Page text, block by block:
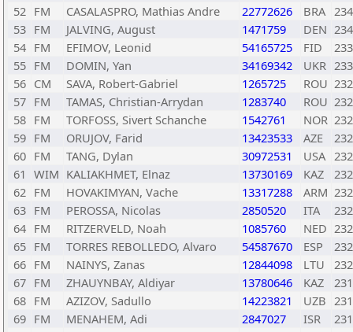
52 FM CASALASPRO, Mathias Andre 22772626 BRA
53 FM JALVING, August 1471759 DEN
54 FM EFIMOV, Leonid 54165725 FID
55 FM DOMIN, Yan 34169342 UKR
56 CM SAVA, Robert-Gabriel 1265725 ROU
57 FM TAMAS, Christian-Arrydan 1283740 ROU
58 FM TORFOSS, Sivert Schanche 1542761 NOR
59 FM ORUJOV, Farid 13423533 AZE
60 FM TANG, Dylan 30972531 USA
61 WIM KALIAKHMET, Elnaz 13730169 KAZ
62 FM HOVAKIMYAN, Vache 13317288 ARM
63 FM PEROSSA, Nicolas 2850520 ITA
64 FM RITZERVELD, Noah 1085760 NED
65 FM TORRES REBOLLEDO, Alvaro 54587670 ESP
66 FM NAINYS, Zanas 12844098 LTU
67 FM ZHAUYNBAY, Aldiyar 13780646 KAZ
68 FM AZIZOV, Sadullo 14223821 UZB
69 FM MENAHEM, Adi 2847027 ISR